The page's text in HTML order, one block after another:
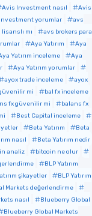
Avis Investment nasıl
Avis
yorumlar
avs
mı
avs brokers para
Aya Yatırım
Aya
Yatırım inceleme
Aya
Aya Yatırım yorumlar
ayox trade inceleme
ayox
mi
bal fx inceleme
fx güvenilir mi
balans fx
Best Capital inceleme
Beta Yatırım
Beta
nasıl
Beta Yatırım nedir
analiz
bitcoin ne olur
BLP Yatırım
şikayetler
BLP Yatırım
Markets değerlendirme
nasıl
Blueberry Global
Blueberry Global Markets